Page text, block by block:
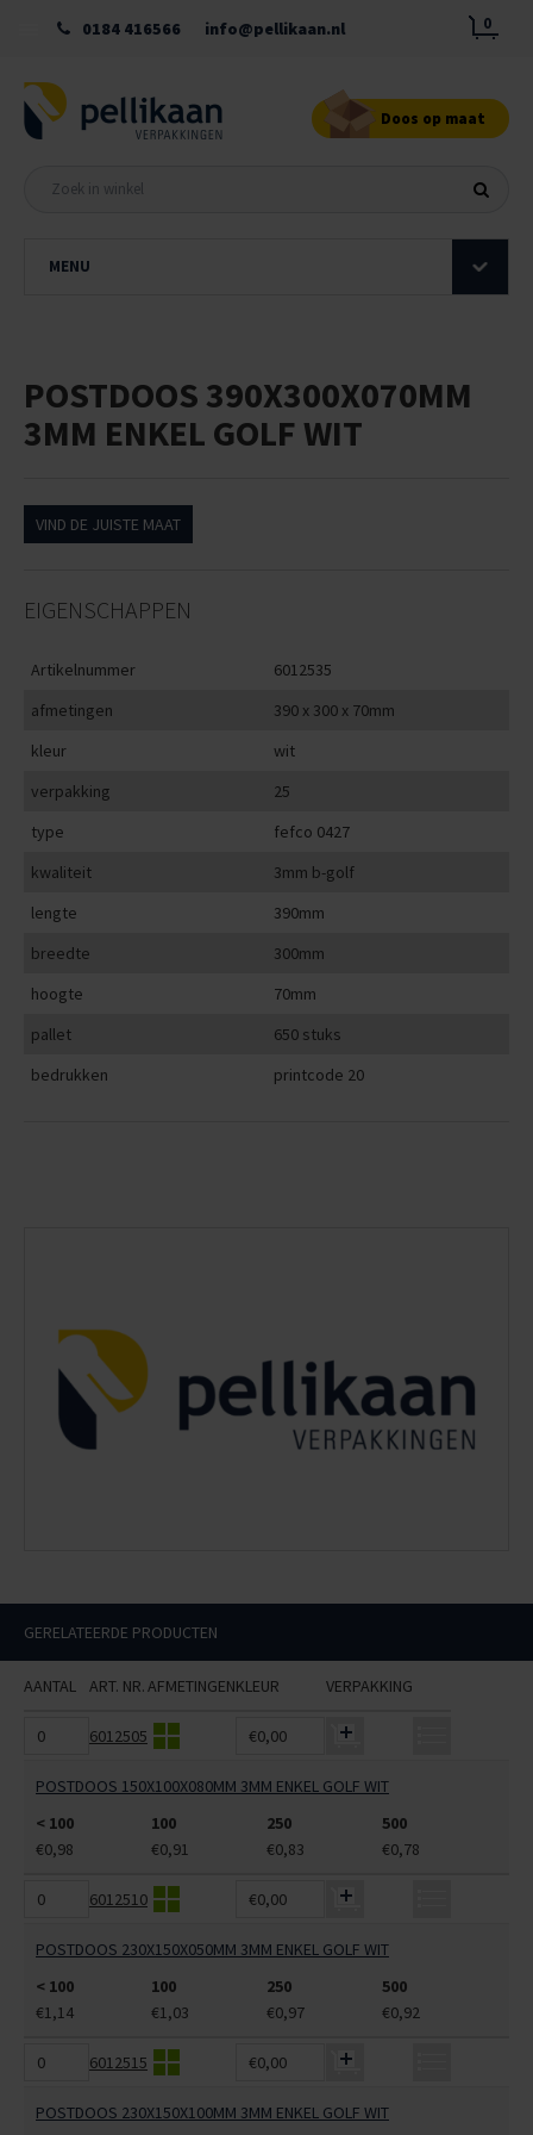
0184 416566 info@pellikaan.nl 0
Doos op maat
MENU
POSTDOOS 390X300X070MM
3MM ENKEL GOLF WIT
VIND DE JUISTE MAAT
EIGENSCHAPPEN
Artikelnummer
6012535
afmetingen
390 x 300 x 70mm
kleur
wit
verpakking
25
type
fefco 0427
kwaliteit
3mm b-golf
lengte
390mm
breedte
300mm
hoogte
70mm
pallet
650 stuks
bedrukken
printcode 20
GERELATEERDE PRODUCTEN
AANTAL ART. NR.AFMETINGENKLEUR VERPAKKING
6012505 €0,00
POSTDOOS 150X100X080MM 3MM ENKEL GOLF WIT
< 100
100 250
500
€0,98
€0,91 €0,83 €0,78
6012510 €0,00
POSTDOOS 230X150X050MM 3MM ENKEL GOLF WIT
< 100
100 250
500
€1,14
€1,03 €0,97 €0,92
6012515 €0,00
POSTDOOS 230X150X100MM 3MM ENKEL GOLF WIT